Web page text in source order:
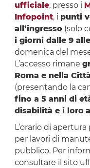
ufficiale, presso i
Infopoint, i punti
all’ingresso(solo
i giorni dalle 9
domenica del
L’accesso rimane
Roma e nella
(presentando la
fino a 5 anni di
disabilità e i loro
L’orario di
per lavori di
pubblico. Per
consultare il sito